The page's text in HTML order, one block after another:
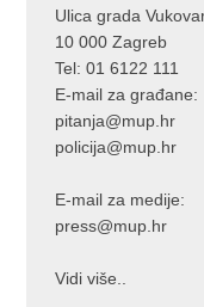
Ulica grada
10 000 Zagreb
Tel:01 6122 111
E-mail za građane:
pitanja@mup.hr
policija@mup.hr
E-mail za medije:
press@mup.hr
Vidi više..